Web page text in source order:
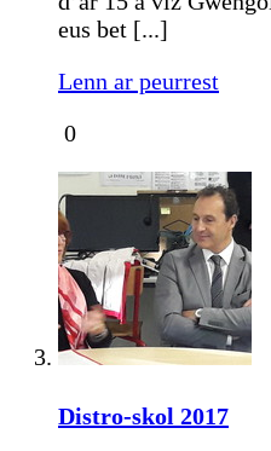
eus bet [...]
Lenn ar peurrest
0
Distro-skol 2017